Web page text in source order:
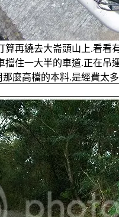
算再繞去大崙頭山上.看看
擋住一大半的車道.正在吊
麼高檔的本料.是經費太